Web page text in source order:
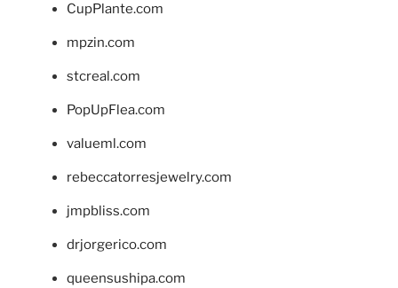
CupPlante.com
mpzin.com
stcreal.com
PopUpFlea.com
valueml.com
rebeccatorresjewelry.com
jmpbliss.com
drjorgerico.com
queensushipa.com